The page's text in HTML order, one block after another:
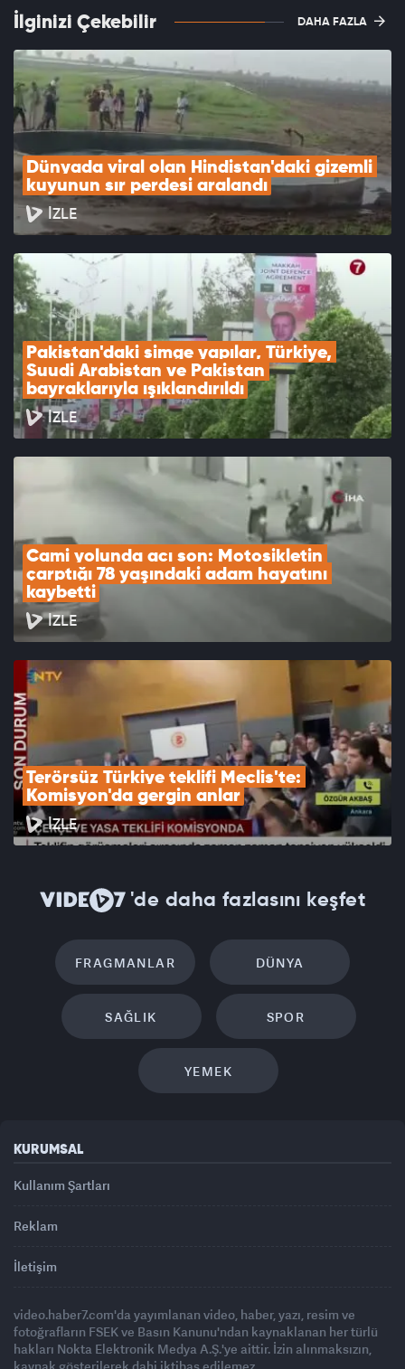
İlginizi Çekebilir DAHA FAZLA
Dünyada viral olan Hindistan'daki gizemli
kuyunun sır perdesi aralandı
İZLE
Pakistan'daki simge yapılar, Türkiye,
Suudi Arabistan ve Pakistan
bayraklarıyla ışıklandırıldı
İZLE
Cami yolunda acı son: Motosikletin
çarptığı 78 yaşındaki adam hayatını
kaybetti
İZLE
Terörsüz Türkiye teklifi Meclis'te:
Komisyon'da gergin anlar
İZLE
'de daha fazlasını keşfet
FRAGMANLAR DÜNYA
SAĞLIK SPOR
YEMEK
KURUMSAL
Kullanım Şartları
Reklam
İletişim
video.haber7.com'da yayımlanan video, haber, yazı, resim ve
fotoğrafların FSEK ve Basın Kanunu'ndan kaynaklanan her türlü
hakları Nokta Elektronik Medya A.Ş.'ye aittir. İzin alınmaksızın,